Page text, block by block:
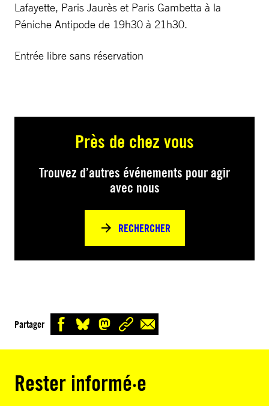
Lafayette, Paris Jaurès et Paris Gambetta à la
Péniche Antipode de 19h30 à 21h30.
Entrée libre sans réservation
Près de chez vous
Trouvez d’autres événements pour agir
avec nous
RECHERCHER
Partager
Rester informé·e